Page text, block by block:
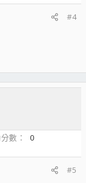
#4
數
0
#5